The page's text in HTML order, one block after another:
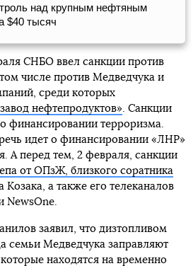
над крупным нефтяным
$40 тысяч
СНБО ввел санкции против
числе против Медведчука и
среди которых
нефтепродуктов». Санкции
финансировании терроризма.
идет о финансировании «ЛНР»
А перед тем, 2 февраля, санкции
от ОПзЖ, близкого соратника
Козака, а также его телеканалов
NewsOne.
заявил, что дизтопливом
семьи Медведчука заправляют
находятся на временно